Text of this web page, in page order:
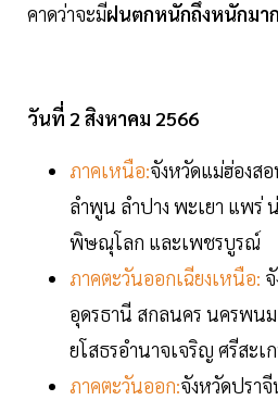
คาดว่าจะมีฝนตกหนักถึงหนักมา
วันที่ 2 สิงหาคม 2566
ภาคเหนือ:จังหวัดแม่ฮ่องสอ
ลำพูน ลำปาง พะเยา แพร่
พิษณุโลก และเพชรบูรณ์
ภาคตะวันออกเฉียงเหนือ:
อุดรธานี สกลนคร นครพน
ยโสธรอำนาจเจริญ ศรีสะ
ภาคตะวันออก:จังหวัดปรา